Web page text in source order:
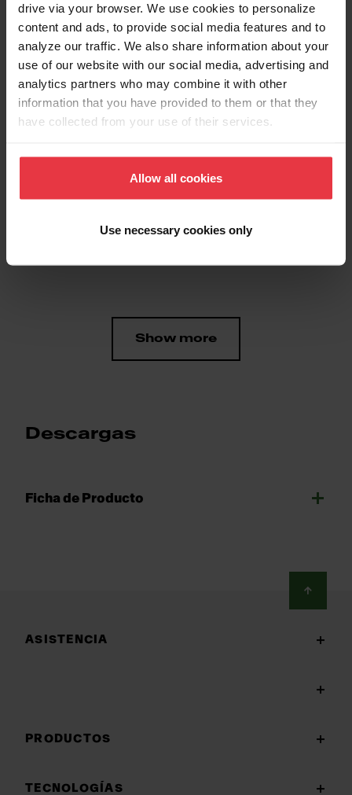
drive via your browser. We use cookies to personalize
content and ads, to provide social media features and to
analyze our traffic. We also share information about your
use of our website with our social media, advertising and
analytics partners who may combine it with other
information that you have provided to them or that they
have collected from your use of their services.
Allow all cookies
Use necessary cookies only
Aspecto
EAN/UPC 8425622072099
Sub categoría consumibles
Show more
Descargas
Ficha de Producto
ASISTENCIA
PRODUCTOS
TECNOLOGÍAS